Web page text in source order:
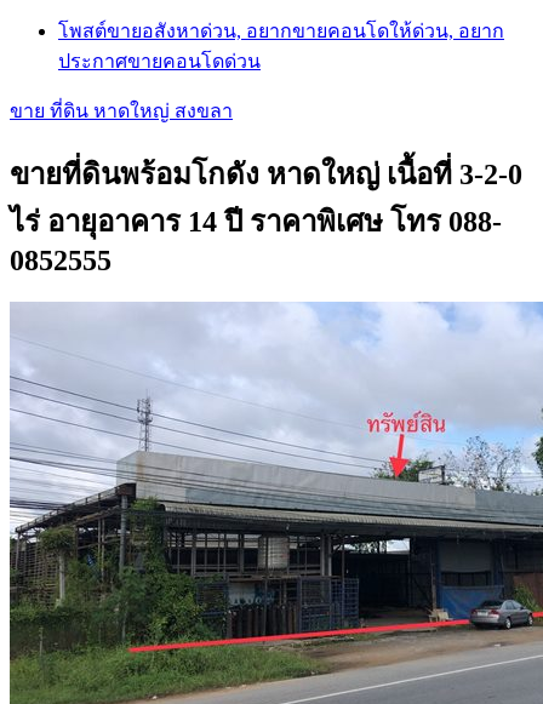
โพสต์ขายอสังหาด่วน, อยากขายคอนโดให้ด่วน, อยาก
ประกาศขายคอนโดด่วน
ขาย ที่ดิน หาดใหญ่ สงขลา
ขายที่ดินพร้อมโกดัง หาดใหญ่ เนื้อที่ 3-2-0
ไร่ อายุอาคาร 14 ปี ราคาพิเศษ โทร 088-
0852555